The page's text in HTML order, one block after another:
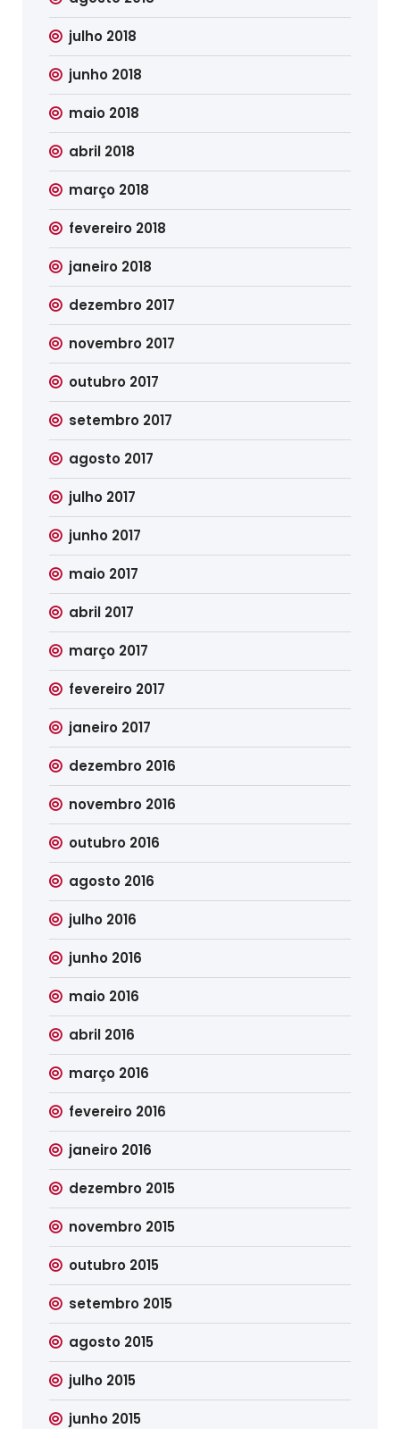
julho 2018
junho 2018
maio 2018
abril 2018
março 2018
fevereiro 2018
janeiro 2018
dezembro 2017
novembro 2017
outubro 2017
setembro 2017
agosto 2017
julho 2017
junho 2017
maio 2017
abril 2017
março 2017
fevereiro 2017
janeiro 2017
dezembro 2016
novembro 2016
outubro 2016
agosto 2016
julho 2016
junho 2016
maio 2016
abril 2016
março 2016
fevereiro 2016
janeiro 2016
dezembro 2015
novembro 2015
outubro 2015
setembro 2015
agosto 2015
julho 2015
junho 2015